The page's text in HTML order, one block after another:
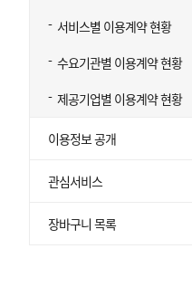
서비스별 이용계약 현황
수요기관별 이용계약 현황
제공기업별 이용계약 현황
이용정보 공개
관심서비스
장바구니 목록